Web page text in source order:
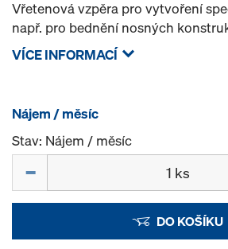
Vřetenová vzpěra pro vytvoření
např. pro bednění nosných
VÍCE INFORMACÍ
Nájem / měsíc
Stav: Nájem / měsíc
DO KOŠÍKU